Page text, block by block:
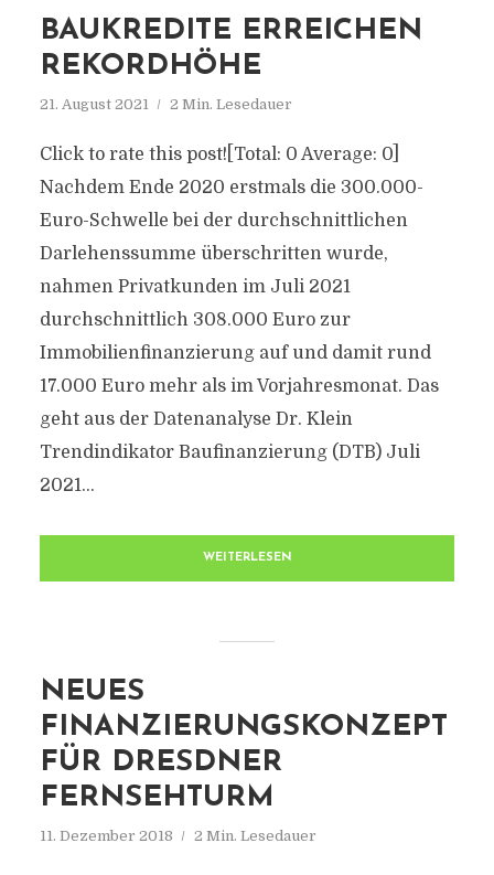
BAUKREDITE ERREICHEN
REKORDHÖHE
21. August 2021 2 Min. Lesedauer
Click to rate this post![Total: 0 Average: 0]
Nachdem Ende 2020 erstmals die 300.000-
Euro-Schwelle bei der durchschnittlichen
Darlehenssumme überschritten wurde,
nahmen Privatkunden im Juli 2021
durchschnittlich 308.000 Euro zur
Immobilienfinanzierung auf und damit rund
17.000 Euro mehr als im Vorjahresmonat. Das
geht aus der Datenanalyse Dr. Klein
Trendindikator Baufinanzierung (DTB) Juli
2021...
WEITERLESEN
NEUES
FINANZIERUNGSKONZEPT
FÜR DRESDNER
FERNSEHTURM
11. Dezember 2018 2 Min. Lesedauer